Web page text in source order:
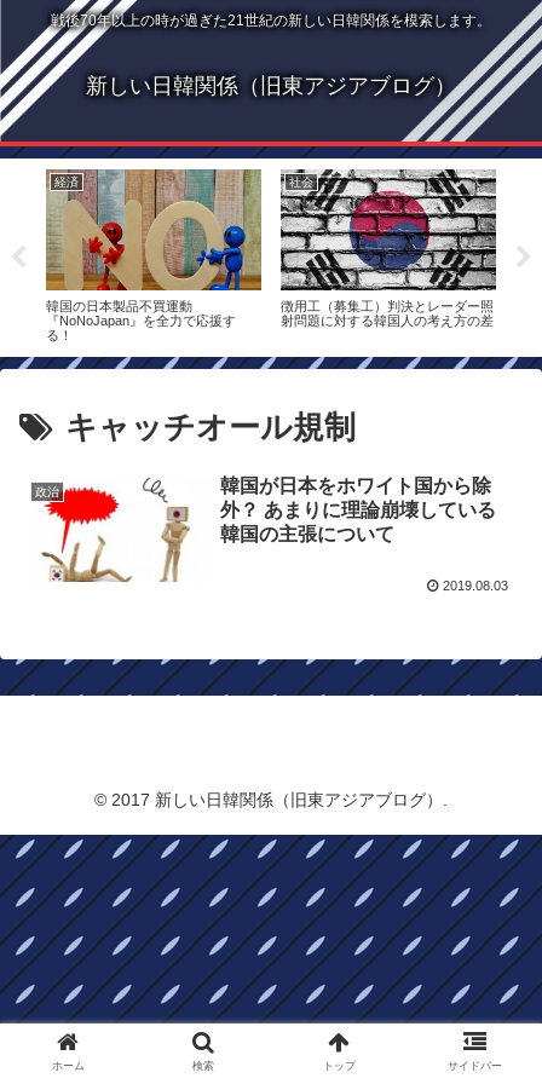
戦後70年以上の時が過ぎた21世紀の新しい日韓関係を模索します。
新しい日韓関係（旧東アジアブログ）
経済
韓国の日本製品不買運動
『NoNoJapan』を全力で応援す
る！
社会
徴用工（募集工）判決とレーダー照
射問題に対する韓国人の考え方の差
キャッチオール規制
政治
韓国が日本をホワイト国から除
外？ あまりに理論崩壊している
韓国の主張について
2019.08.03
© 2017 新しい日韓関係（旧東アジアブログ）.
ホーム 検索 トップ サイドバー